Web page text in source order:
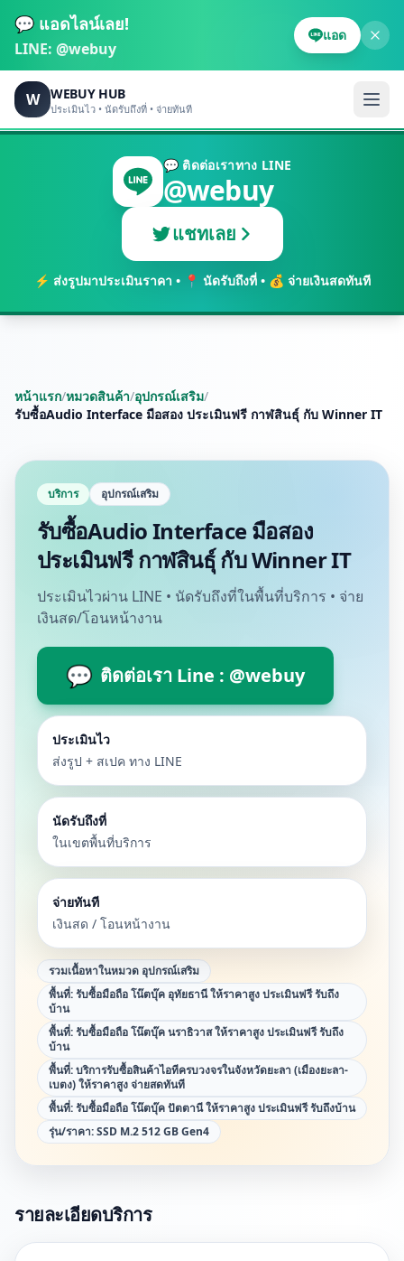
💬 แอดไลน์เลย!
LINE: @webuy
แอด
W WEBUY HUB
ประเมินไว • นัดรับถึงที่ • จ่ายทันที
💬 ติดต่อเราทาง LINE
@webuy
แชทเลย
⚡ ส่งรูปมาประเมินราคา • 📍 นัดรับถึงที่ • 💰 จ่ายเงินสดทันที
หน้าแรก/หมวดสินค้า/อุปกรณ์เสริม/
รับซื้อAudio Interface มือสอง ประเมินฟรี กาฬสินธุ์ กับ Winner IT
บริการ อุปกรณ์เสริม
รับซื้อAudio Interface มือสอง
ประเมินฟรี กาฬสินธุ์ กับ Winner IT
ประเมินไวผ่าน LINE • นัดรับถึงที่ในพื้นที่บริการ • จ่าย
เงินสด/โอนหน้างาน
💬 ติดต่อเรา Line : @webuy
ประเมินไว
ส่งรูป + สเปค ทาง LINE
นัดรับถึงที่
ในเขตพื้นที่บริการ
จ่ายทันที
เงินสด / โอนหน้างาน
รวมเนื้อหาในหมวด อุปกรณ์เสริม
พื้นที่:รับซื้อมือถือ โน๊ตบุ๊ค อุทัยธานี ให้ราคาสูง ประเมินฟรี รับถึง
บ้าน
พื้นที่:รับซื้อมือถือ โน๊ตบุ๊ค นราธิวาส ให้ราคาสูง ประเมินฟรี รับถึง
บ้าน
พื้นที่:บริการรับซื้อสินค้าไอทีครบวงจรในจังหวัดยะลา (เมืองยะลา-
เบตง) ให้ราคาสูง จ่ายสดทันที
พื้นที่:รับซื้อมือถือ โน๊ตบุ๊ค ปัตตานี ให้ราคาสูง ประเมินฟรี รับถึงบ้าน
รุ่น/ราคา:SSD M.2 512 GB Gen4
รายละเอียดบริการ